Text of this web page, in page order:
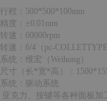
行程：500*500*100mm
度：±0.01mm
转速：60000rpm
转速：6/4（pc-
统：维宏（Weihong）
寸（长*宽*高）：
统：驱动系统
亚克力、按键等各种面板加